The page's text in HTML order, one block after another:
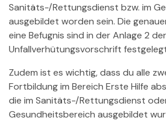
Sanitäts-/Rettungsdienst bzw. im
ausgebildet worden sein. Die
eine Befugnis sind in der Anlage 2
Unfallverhütungsvorschrift
Zudem ist es wichtig, dass du alle
Fortbildung im Bereich Erste Hilfe
die im Sanitäts-/Rettungsdienst
Gesundheitsbereich ausgebildet